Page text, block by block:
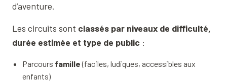
d’aventure.
Les circuits sont classés par niveaux de difficulté,
durée estimée et type de public :
Parcours famille(faciles, ludiques, accessibles aux
enfants)